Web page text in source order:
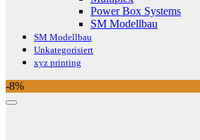
Power Box Systems
SM Modellbau
SM Modellbau
Unkategorisiert
xyz printing
-8%